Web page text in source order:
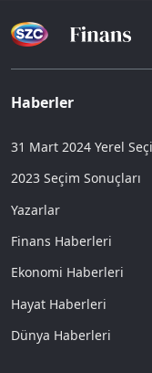
Haberler
31 Mart 2024 Yerel
2023 Seçim Sonuçları
Yazarlar
Finans Haberleri
Ekonomi Haberleri
Hayat Haberleri
Dünya Haberleri